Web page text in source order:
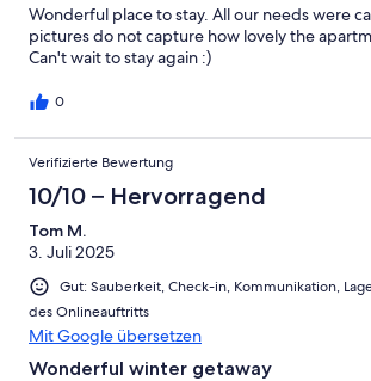
Wonderful place to stay. All our needs were
pictures do not capture how lovely the
Can't wait to stay again :)
0
Verifizierte Bewertung
10/10 – Hervorragend
Tom M.
3. Juli 2025
Gut: Sauberkeit, Check-in, Kommunikation,
des Onlineauftritts
Mit Google übersetzen
Wonderful winter getaway